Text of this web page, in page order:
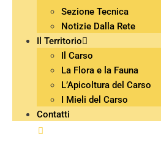
Sezione Tecnica
Notizie Dalla Rete
Il Territorio
Il Carso
La Flora e la Fauna
L’Apicoltura del Carso
I Mieli del Carso
Contatti